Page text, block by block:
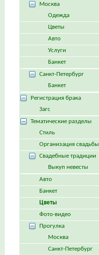
Москва
Одежда
Цветы
Авто
Услуги
Банкет
Санкт-Петербург
Банкет
Регистрация брака
Загс
Тематические разделы
Стиль
Организация свадьбы
Свадебные традиции
Выкуп невесты
Авто
Банкет
Цветы
Фото-видео
Прогулка
Москва
Санкт-Петербург